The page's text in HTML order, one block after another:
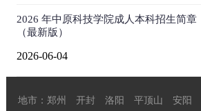
2026 年中原科技学院成人本科招生简章
（最新版）
2026-06-04
地市： 郑州 开封 洛阳 平顶山 安阳